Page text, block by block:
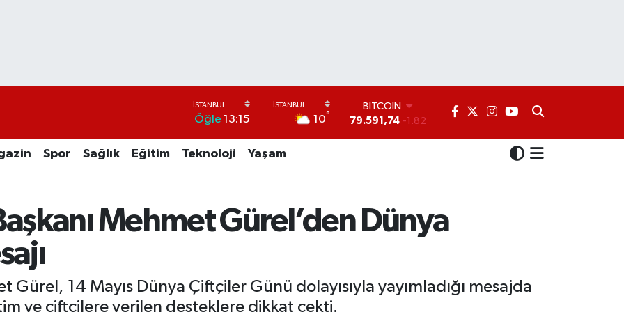
Öğle 13:15 10°
DOLAR
45,43620 0.02
6862,09000
BİST100
0
Spor Sağlık Eğitim Teknoloji Yaşam
Mehmet Gürel’den Dünya
Gürel, 14 Mayıs Dünya Çiftçiler Günü dolayısıyla yayımladığı mesajda
ve çiftçilere verilen desteklere dikkat çekti.